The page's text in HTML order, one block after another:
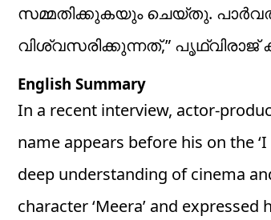
സമ്മതിക്കുകയും ചെയ്തു.
വിശ്വസരിക്കുന്നത്,” പൃഥ്വിരാജ്
English Summary
In a recent interview, actor-
name appears before his on the
deep understanding of cinema
character ‘Meera’ and